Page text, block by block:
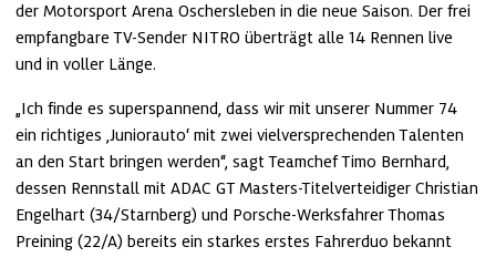
der Motorsport Arena Oschersleben in die neue Saison. Der frei
empfangbare TV-Sender NITRO überträgt alle 14 Rennen live
und in voller Länge.
„Ich finde es superspannend, dass wir mit unserer Nummer 74
ein richtiges ,Juniorauto‘ mit zwei vielversprechenden Talenten
an den Start bringen werden“, sagt Teamchef Timo Bernhard,
dessen Rennstall mit ADAC GT Masters-Titelverteidiger Christian
Engelhart (34/Starnberg) und Porsche-Werksfahrer Thomas
Preining (22/A) bereits ein starkes erstes Fahrerduo bekannt